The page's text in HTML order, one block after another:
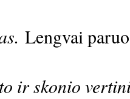
Lengvai
ir skonio